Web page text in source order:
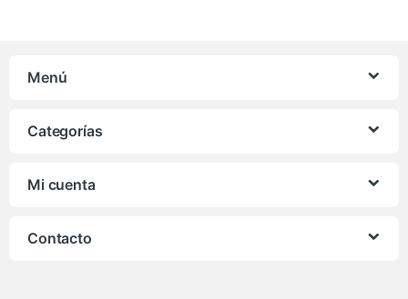
Menú
Categorías
Mi cuenta
Contacto